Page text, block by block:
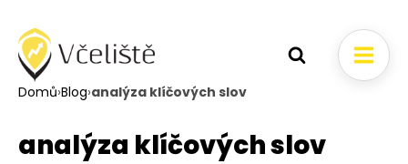
Domů›Blog›analýza klíčových slov
analýza klíčových slov